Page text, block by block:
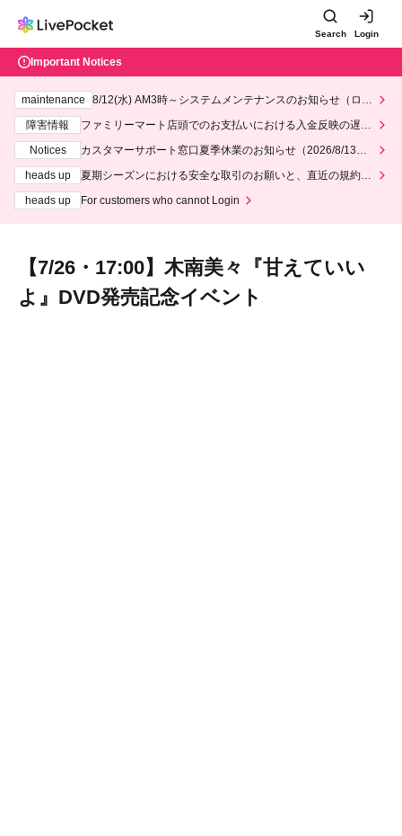
Search Login
Important Notices
maintenance
8/12(水) AM3時～システムメンテナンスのお知らせ（ロー
障害情報
ファミリーマート店頭でのお支払いにおける入金反映の遅延
Notices
カスタマーサポート窓口夏季休業のお知らせ（2026/8/13～2
heads up
夏期シーズンにおける安全な取引のお願いと、直近の規約違
heads up
For customers who cannot Login
【7/26・17:00】木南美々『甘えていい
よ』DVD発売記念イベント